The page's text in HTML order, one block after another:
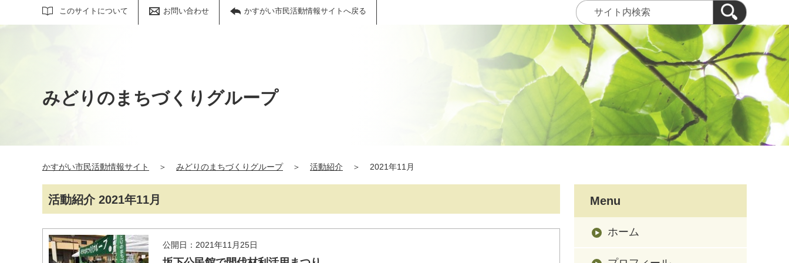
このサイトについて お問い合わせ かすがい市民活動情報サイトへ戻る
サイト内検索
みどりのまちづくりグループ
かすがい市民活動情報サイト ＞ みどりのまちづくりグループ ＞ 活動紹介 ＞ 2021年11月
活動紹介 2021年11月
公開日：2021年11月25日
Menu
ホーム